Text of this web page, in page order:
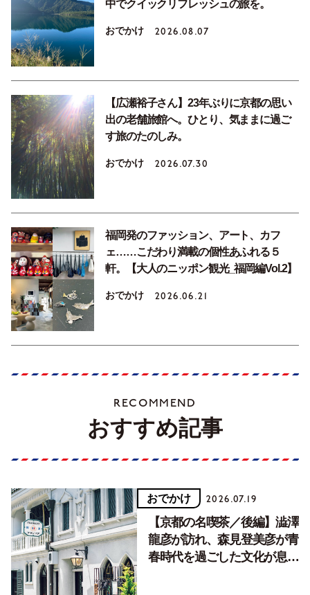
中でクイックリフレッシュの旅を。
おでかけ 2026.08.07
【広瀬裕子さん】23年ぶりに京都の思い
出の老舗旅館へ。ひとり、気ままに過ご
す旅のたのしみ。
おでかけ 2026.07.30
福岡発のファッション、アート、カフ
ェ……こだわり満載の個性あふれる５
軒。【大人のニッポン観光_福岡編Vol.2】
おでかけ 2026.06.21
RECOMMEND
おすすめ記事
おでかけ 2026.07.19
【京都の名喫茶／後編】澁澤
龍彦が訪れ、森見登美彦が青
春時代を過ごした文化が息づ